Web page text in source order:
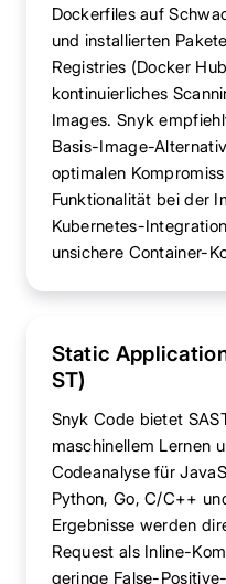
Dockerfiles auf
und installierten
Registries (Docker
kontinuierliches
Images. Snyk
Basis-Image-
optimalen
Funktionalität bei der
Kubernetes-
unsichere Container-
Static
ST)
Snyk Code bietet
maschinellem Lernen
Codeanalyse für
Python, Go, C/C++
Ergebnisse werden
Request als Inline-
geringe False-